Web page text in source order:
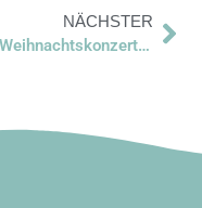
NÄCHSTER
Zwei Weihnachtskonzerte in diesem Jahr